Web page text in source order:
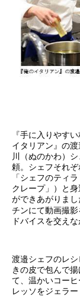
『手に入りやす
イタリアン』の
川（ぬのかわ）
頼。シェフそれ
「シェフのティ
クレープ」）と
ができあがりまし
チンにて動画撮
ドバイスを交え
渡邉シェフのレ
きの皮で包んで
て、温かいコー
レッソをジェラ